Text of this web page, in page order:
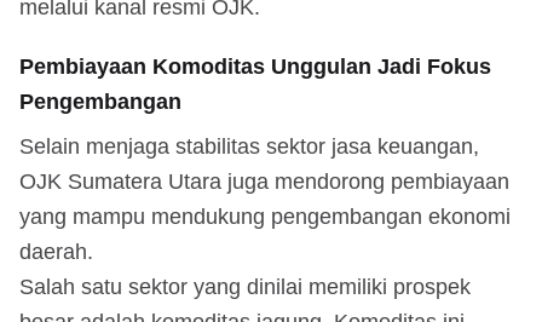
melalui kanal resmi OJK.
Pembiayaan Komoditas Unggulan Jadi Fokus
Pengembangan
Selain menjaga stabilitas sektor jasa keuangan,
OJK Sumatera Utara juga mendorong pembiayaan
yang mampu mendukung pengembangan ekonomi
daerah.
Salah satu sektor yang dinilai memiliki prospek